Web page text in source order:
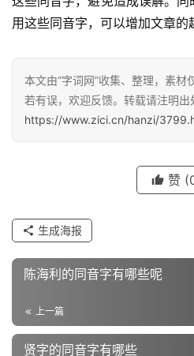
字
组
词
义
词
近
义
词
用这些同音字，可以增加文章的
本文由“字词网”收集、整理，素
若有误，欢迎反馈。转载请注明出
https://www.zici.cn/hanzi/
赞
生成海报
陈海利的同音字有哪些呢
上一篇
贤字的同音字有哪些